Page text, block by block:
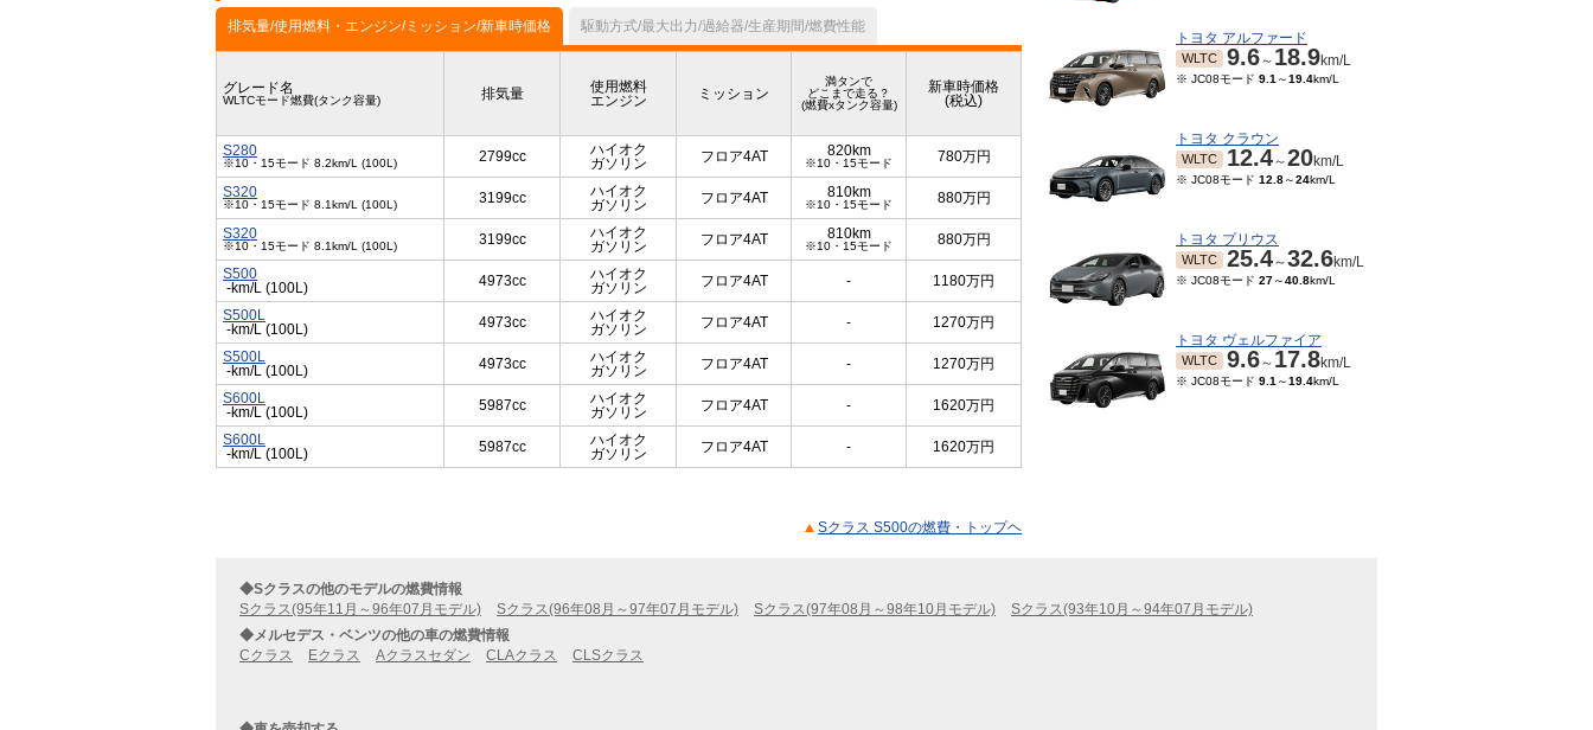
排気量/使用燃料・エンジン/ミッション/新車時価格 駆動方式/最大出力/過給器/生産期間/燃費性能
グレード名
WLTCモード燃費(タンク容量) 排気量
使用燃料
エンジン
ミッション
満タンで
どこまで走る？
(燃費xタンク容量)
新車時価格
(税込)
S280
※10・15モード 8.2km/L (100L) 2799cc
ハイオク
ガソリン
フロア4AT 820km
※10・15モード 780万円
S320
※10・15モード 8.1km/L (100L) 3199cc
ハイオク
ガソリン
フロア4AT 810km
※10・15モード 880万円
S320
※10・15モード 8.1km/L (100L) 3199cc
ハイオク
ガソリン
フロア4AT 810km
※10・15モード 880万円
S500
-km/L (100L)
4973cc
ハイオク
ガソリン
フロア4AT - 1180万円
S500L
-km/L (100L)
4973cc
ハイオク
ガソリン
フロア4AT - 1270万円
S500L
-km/L (100L)
4973cc
ハイオク
ガソリン
フロア4AT - 1270万円
S600L
-km/L (100L)
5987cc
ハイオク
ガソリン
フロア4AT - 1620万円
S600L
-km/L (100L)
5987cc
ハイオク
ガソリン
フロア4AT - 1620万円
Sクラス S500の燃費・トップヘ
トヨタ アルファード
WLTC 9.6～ 18.9km/L
※ JC08モード 9.1 ～19.4km/L
トヨタ クラウン
WLTC 12.4～20km/L
※ JC08モード 12.8～24km/L
トヨタ プリウス
WLTC 25.4～32.6km/L
※ JC08モード 27～40.8km/L
トヨタ ヴェルファイア
WLTC 9.6～ 17.8km/L
※ JC08モード 9.1 ～19.4km/L
◆Sクラスの他のモデルの燃費情報
Sクラス(95年11月～96年07月モデル)
Sクラス(96年08月～97年07月モデル) Sクラス(97年08月～98年10月モデル)
Sクラス(93年10月～94年07月モデル)
◆メルセデス・ベンツの他の車の燃費情報
Cクラス
Eクラス Aクラスセダン CLAクラス CLSクラス